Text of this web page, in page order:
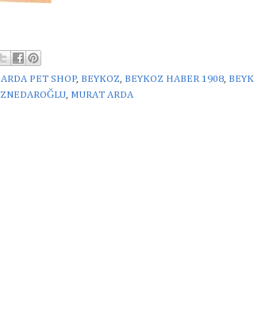
ARDA PET SHOP, BEYKOZ, BEYKOZ HABER 1908,
, MURAT ARDA